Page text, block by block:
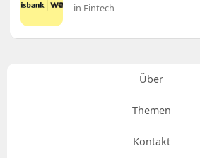
in Fintech
Über
Themen
Kontakt